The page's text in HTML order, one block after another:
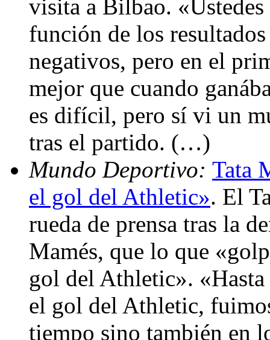
visita a Bilbao.
función de los
negativos, pero en el
mejor que cuando
es difícil, pero sí vi un
tras el partido. (…)
Mundo Deportivo: Tata
el gol del Athletic». El
rueda de prensa tras la
Mamés, que lo que
gol del Athletic».
el gol del Athletic,
tiempo sino también en